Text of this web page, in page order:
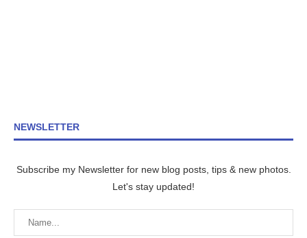
NEWSLETTER
Subscribe my Newsletter for new blog posts, tips & new photos.
Let's stay updated!